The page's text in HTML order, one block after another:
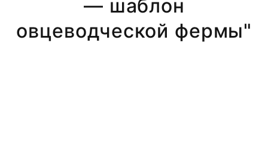
— шаблон
овцеводческой фермы"